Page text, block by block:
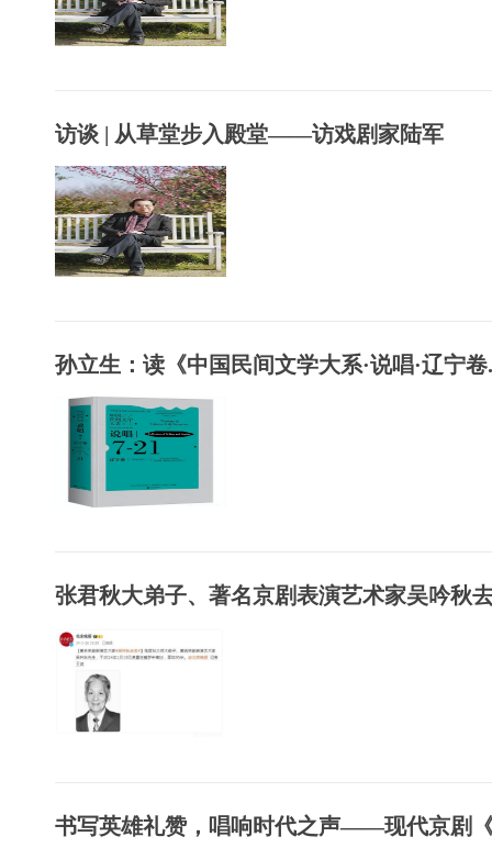
访谈 | 从草堂步入殿堂——访戏剧家陆军
孙立生：读《中国民间文学大系·说唱·辽宁卷
张君秋大弟子、著名京剧表演艺术家吴吟秋
书写英雄礼赞，唱响时代之声——现代京剧